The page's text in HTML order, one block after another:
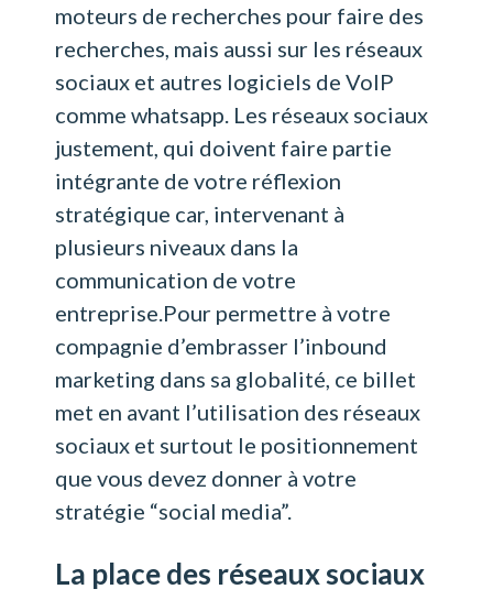
moteurs de recherches pour faire des
recherches, mais aussi sur les réseaux
sociaux et autres logiciels de VoIP
comme whatsapp. Les réseaux sociaux
justement, qui doivent faire partie
intégrante de votre réflexion
stratégique car, intervenant à
plusieurs niveaux dans la
communication de votre
entreprise.Pour permettre à votre
compagnie d’embrasser l’inbound
marketing dans sa globalité, ce billet
met en avant l’utilisation des réseaux
sociaux et surtout le positionnement
que vous devez donner à votre
stratégie “social media”.
La place des réseaux sociaux